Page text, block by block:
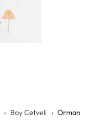
› Boy Cetveli › Orman